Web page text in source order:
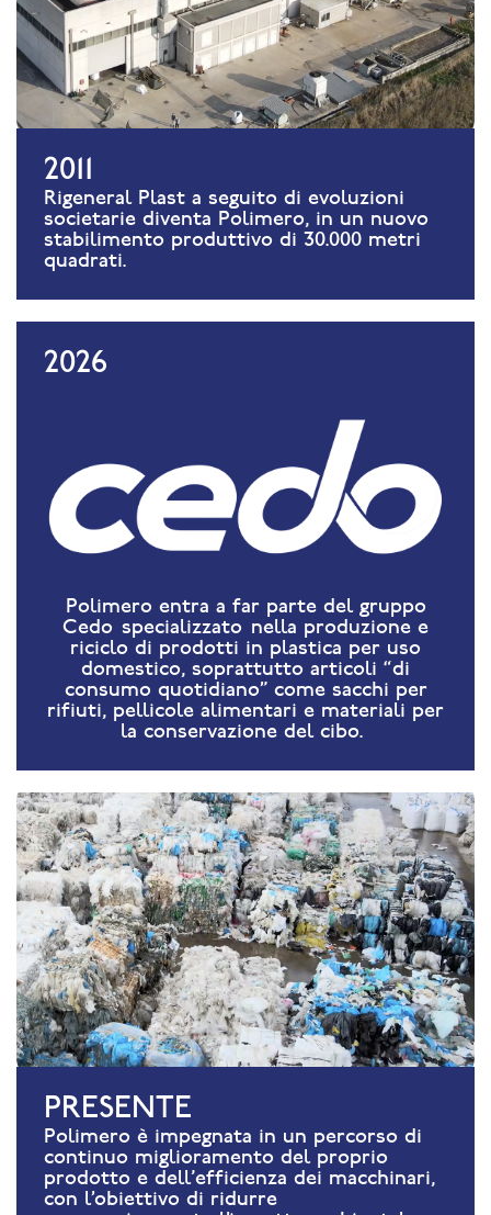
2011
Rigeneral Plast a seguito di evoluzioni
societarie diventa Polimero, in un nuovo
stabilimento produttivo di 30.000 metri
quadrati.
2026
Polimero entra a far parte del gruppo
Cedo specializzato nella produzione e
riciclo di prodotti in plastica per uso
domestico, soprattutto articoli “di
consumo quotidiano” come sacchi per
rifiuti, pellicole alimentari e materiali per
la conservazione del cibo.
PRESENTE
Polimero è impegnata in un percorso di
continuo miglioramento del proprio
prodotto e dell'efficienza dei macchinari,
con l’obiettivo di ridurre